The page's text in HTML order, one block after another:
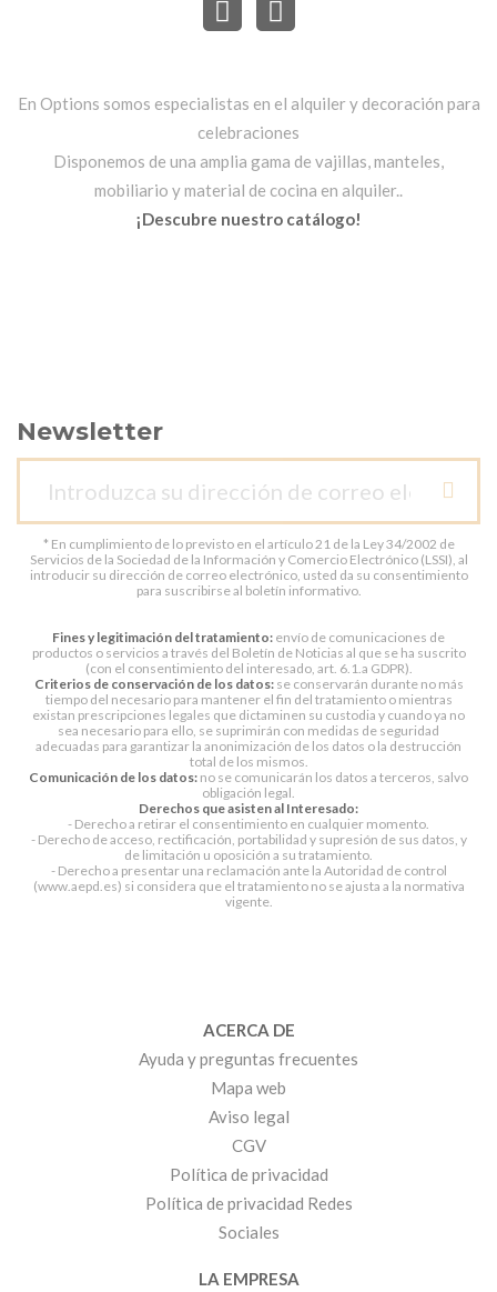
En Options somos especialistas en el alquiler y decoración para
celebraciones
Disponemos de una amplia gama de vajillas, manteles,
mobiliario y material de cocina en alquiler..
¡Descubre nuestro catálogo!
Newsletter
* En cumplimiento de lo previsto en el artículo 21 de la Ley 34/2002 de
Servicios de la Sociedad de la Información y Comercio Electrónico (LSSI), al
introducir su dirección de correo electrónico, usted da su consentimiento
para suscribirse al boletín informativo.
Fines y legitimación del tratamiento: envío de comunicaciones de
productos o servicios a través del Boletín de Noticias al que se ha suscrito
(con el consentimiento del interesado, art. 6.1.a GDPR).
Criterios de conservación de los datos:se conservarán durante no más
tiempo del necesario para mantener el fin del tratamiento o mientras
existan prescripciones legales que dictaminen su custodia y cuando ya no
sea necesario para ello, se suprimirán con medidas de seguridad
adecuadas para garantizar la anonimización de los datos o la destrucción
total de los mismos.
Comunicación de los datos: no se comunicarán los datos a terceros, salvo
obligación legal.
Derechos que asisten al Interesado:
- Derecho a retirar el consentimiento en cualquier momento.
- Derecho de acceso, rectificación, portabilidad y supresión de sus datos, y
de limitación u oposición a su tratamiento.
- Derecho a presentar una reclamación ante la Autoridad de control
(www.aepd.es) si considera que el tratamiento no se ajusta a la normativa
vigente.
ACERCA DE
Ayuda y preguntas frecuentes
Mapa web
Aviso legal
CGV
Política de privacidad
Política de privacidad Redes
Sociales
LA EMPRESA